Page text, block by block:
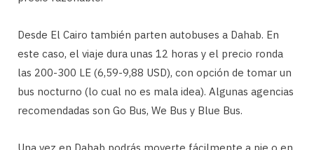
Desde El Cairo también parten autobuses a Dahab. En
este caso, el viaje dura unas 12 horas y el precio ronda
las 200-300 LE (6,59-9,88 USD), con opción de tomar un
bus nocturno (lo cual no es mala idea). Algunas agencias
recomendadas son Go Bus, We Bus y Blue Bus.